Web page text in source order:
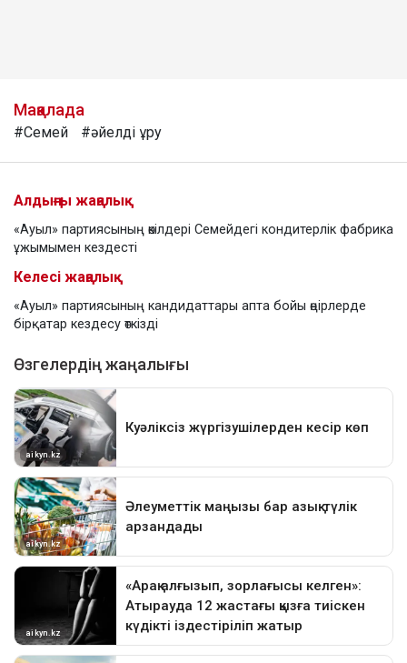
Мақалада
#Семей #әйелді ұру
Алдыңғы жаңалық
«Ауыл» партиясының өкілдері Семейдегі кондитерлік фабрика
ұжымымен кездесті
Келесі жаңалық
«Ауыл» партиясының кандидаттары апта бойы өңірлерде
бірқатар кездесу өткізді